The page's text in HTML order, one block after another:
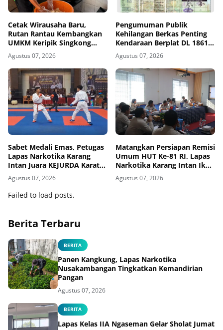
Cetak Wirausaha Baru,
Rutan Rantau Kembangkan
UMKM Keripik Singkong
RuRa
Agustus 07, 2026
Pengumuman Publik
Kehilangan Berkas Penting
Kendaraan Berplat DL 1861
AA
Agustus 07, 2026
Sabet Medali Emas, Petugas
Lapas Narkotika Karang
Intan Juara KEJURDA Karate
Banjarbaru 2026
Agustus 07, 2026
Matangkan Persiapan Remisi
Umum HUT Ke-81 RI, Lapas
Narkotika Karang Intan Ikuti
Rapat Koordinasi
Agustus 07, 2026
Failed to load posts.
Berita Terbaru
BERITA
Panen Kangkung, Lapas Narkotika
Nusakambangan Tingkatkan Kemandirian
Pangan
Agustus 07, 2026
BERITA
Lapas Kelas IIA Ngaseman Gelar Sholat Jumat